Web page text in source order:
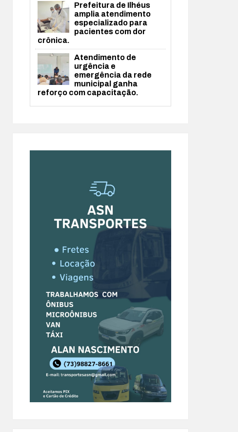
Prefeitura de Ilhéus
amplia atendimento
especializado para
pacientes com dor
crônica.
Atendimento de
urgência e
emergência da rede
municipal ganha
reforço com capacitação.